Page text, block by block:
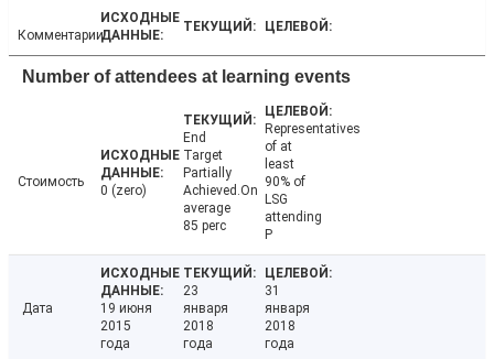
Комментарии
Number of attendees at learning events
Стоимость
0 (zero)
End
Target
Partially
Achieved.On
average
85 perc
Representatives
of at
least
90% of
LSG
attending
P
Дата
19 июня
2015
года
23
января
2018
года
31
января
2018
года